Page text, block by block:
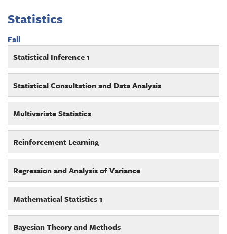
Statistics
Fall
Statistical Inference 1
Statistical Consultation and Data Analysis
Multivariate Statistics
Reinforcement Learning
Regression and Analysis of Variance
Mathematical Statistics 1
Bayesian Theory and Methods